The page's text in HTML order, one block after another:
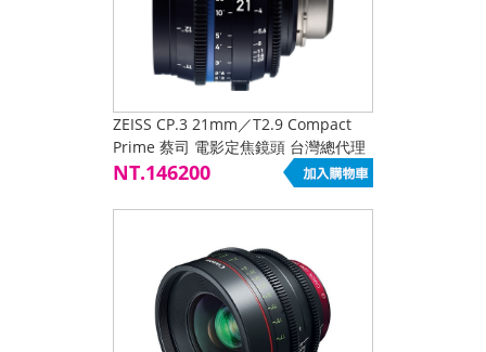
ZEISS CP.3 21mm／T2.9 Compact
Prime 蔡司 電影定焦鏡頭 台灣總代理
公司貨 鏡頭接口 EF,MFT,F,PL,E Mount
NT.146200